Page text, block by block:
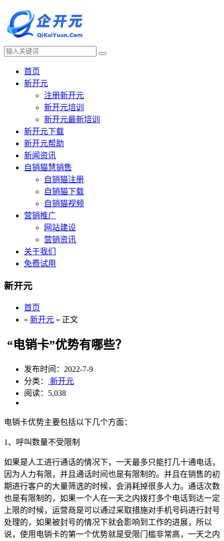
首页
新开元
注册新开元
新开元培训
新开元最新培训
新开元下载
新开元帮助
新闻资讯
自销猫慧销售
自销猫注册
自销猫下载
自销猫视频
营销推广
网站建设
营销资讯
关于我们
免费试用
新开元
首页
» 新开元 » 正文
“电销卡”优势有哪些？
发布时间：2022-7-9
分类：
新开元
阅读：5,038
电销卡优势主要包括以下几个方面：
1、呼叫数量不受限制
如果是人工进行通话的情况下，一天最多只能打几十通电话，
因为人力有限，并且通话时间也是有限制的。并且在销售的初
期进行客户的大量筛选的时候，会消耗掉很多人力。通话次数
也是有限制的，如果一个人在一天之内拨打多个电话到达一定
上限的时候，运营商是可以通过采取措施对手机号码进行封号
处理的，如果被封号的情况下就会影响到工作的进展，所以
说，使用电销卡的第一个优势就是受限门槛非常高，一天之内